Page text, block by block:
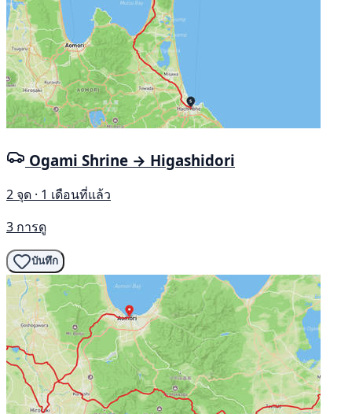
Ogami Shrine → Higashidori
2 จุด · 1 เดือนที่แล้ว
3 การดู
บันทึก